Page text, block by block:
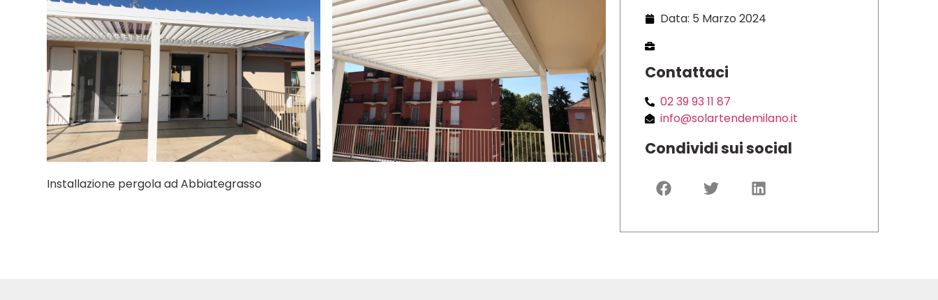
Installazione pergola ad Abbiategrasso
Data: 5 Marzo 2024
Contattaci
02 39 93 11 87
info@solartendemilano.it
Condividi sui social